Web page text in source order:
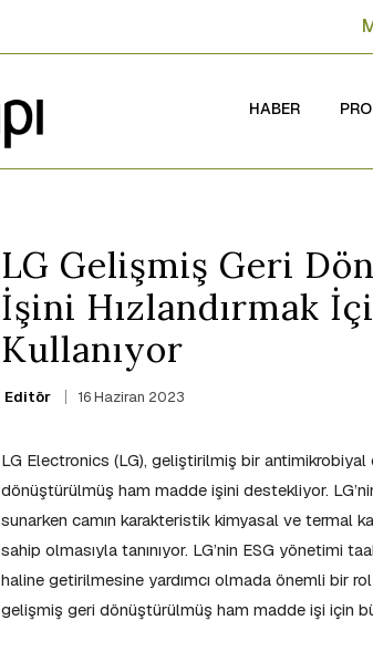
HABER
LG Gelişmiş Geri
İşini Hızlandırmak
Kullanıyor
Editör 16 Haziran 2023
LG Electronics (LG), geliştirilmiş bir
dönüştürülmüş ham madde işini destekliyor.
sunarken camın karakteristik kimyasal ve termal
sahip olmasıyla tanınıyor. LG’nin ESG yönetimi
haline getirilmesine yardımcı olmada önemli bir
gelişmiş geri dönüştürülmüş ham madde işi için